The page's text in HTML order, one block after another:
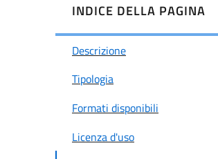
INDICE DELLA PAGINA
Descrizione
Tipologia
Formati disponibili
Licenza d'uso